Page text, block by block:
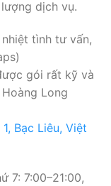
dịch vụ.
tình tư vấn,
gói rất kỹ và
Long
Bạc Liêu, Việt
7: 7:00–21:00,